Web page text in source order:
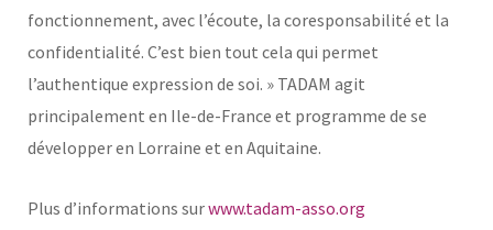
fonctionnement, avec l’écoute, la coresponsabilité et la
confidentialité. C’est bien tout cela qui permet
l’authentique expression de soi. » TADAM agit
principalement en Ile-de-France et programme de se
développer en Lorraine et en Aquitaine.
Plus d’informations surwww.tadam-asso.org